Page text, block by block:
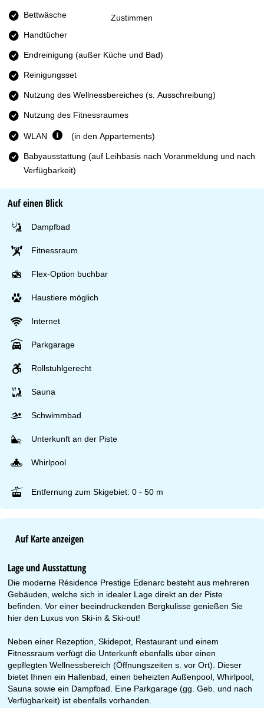
Zustimmen
Bettwäsche
Handtücher
Endreinigung (außer Küche und Bad)
Reinigungsset
Nutzung des Wellnessbereiches (s. Ausschreibung)
Nutzung des Fitnessraumes
WLAN (in den Appartements)
Babyausstattung (auf Leihbasis nach Voranmeldung und nach
Verfügbarkeit)
Auf einen Blick
Dampfbad
Fitnessraum
Flex-Option buchbar
Haustiere möglich
Internet
Parkgarage
Rollstuhlgerecht
Sauna
Schwimmbad
Unterkunft an der Piste
Whirlpool
Entfernung zum Skigebiet: 0 - 50 m
Auf Karte anzeigen
Lage und Ausstattung
Die moderne Résidence Prestige Edenarc besteht aus mehreren
Gebäuden, welche sich in idealer Lage direkt an der Piste
befinden. Vor einer beeindruckenden Bergkulisse genießen Sie
hier den Luxus von Ski-in & Ski-out!
Neben einer Rezeption, Skidepot, Restaurant und einem
Fitnessraum verfügt die Unterkunft ebenfalls über einen
gepflegten Wellnessbereich (Öffnungszeiten s. vor Ort). Dieser
bietet Ihnen ein Hallenbad, einen beheizten Außenpool, Whirlpool,
Sauna sowie ein Dampfbad. Eine Parkgarage (gg. Geb. und nach
Verfügbarkeit) ist ebenfalls vorhanden.